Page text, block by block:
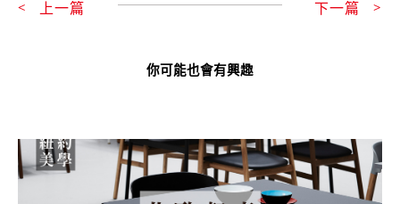
上一頁
上一篇 下一篇
你可能也會有興趣